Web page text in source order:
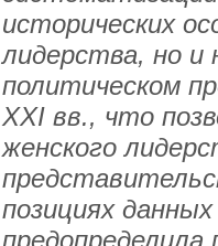
исторических
лидерства, но и
политическом
XXI вв., что
женского
позициях